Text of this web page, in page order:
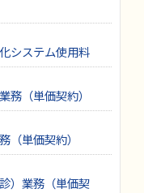
システム使用料
務（単価契約）
（単価契約）
）業務（単価契